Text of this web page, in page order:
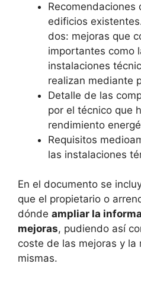
Recomendaciones
edificios
dos: mejoras que
importantes como
instalaciones
realizan mediante
Detalle de las
por el técnico que
rendimiento
Requisitos
las instalaciones
En el documento se
que el propietario o
dónde ampliar la
mejoras, pudiendo así
coste de las mejoras y
mismas.